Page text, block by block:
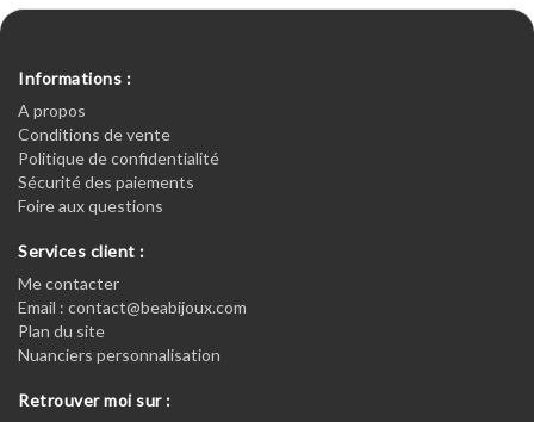
Informations :
A propos
Conditions de vente
Politique de confidentialité
Sécurité des paiements
Foire aux questions
Services client :
Me contacter
Email : contact@beabijoux.com
Plan du site
Nuanciers personnalisation
Retrouver moi sur :